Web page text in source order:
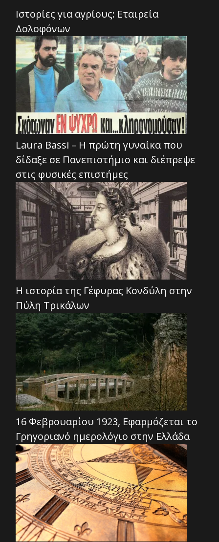
Ιστορίες για αγρίους: Εταιρεία
Δολοφόνων
Laura Bassi – Η πρώτη γυναίκα που
δίδαξε σε Πανεπιστήμιο και διέπρεψε
στις φυσικές επιστήμες
Η ιστορία της Γέφυρας Κονδύλη στην
Πύλη Τρικάλων
16 Φεβρουαρίου 1923, Εφαρμόζεται το
Γρηγοριανό ημερολόγιο στην Ελλάδα